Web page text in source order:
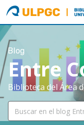
ULPGC
Blog
Entre
Biblioteca del Área